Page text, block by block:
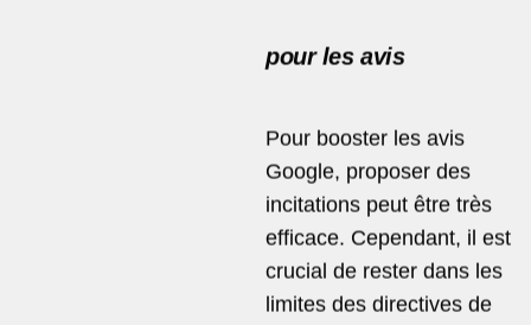
pour les avis
Pour booster les avis
Google, proposer des
incitations peut être très
efficace. Cependant, il est
crucial de rester dans les
limites des directives de